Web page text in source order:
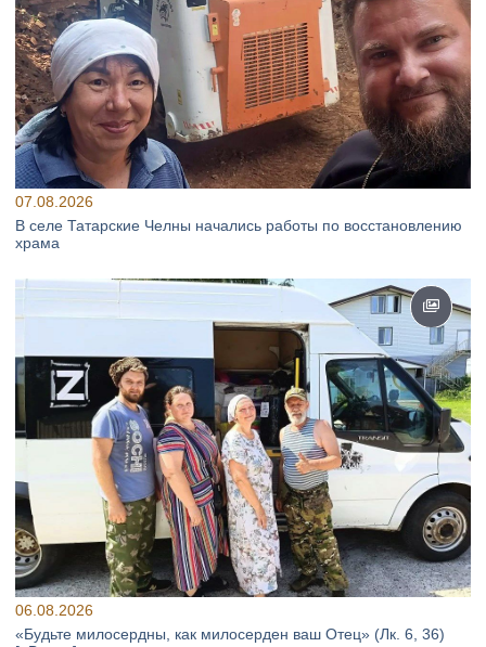
07.08.2026
В селе Татарские Челны начались работы по восстановлению
храма
06.08.2026
«Будьте милосердны, как милосерден ваш Отец» (Лк. 6, 36)